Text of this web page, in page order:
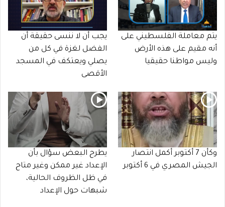
يتم معاملة الفلسطيني على
أنه مقيم على هذه الأرض
وليس مواطنا حقيقيا
يجب أن لا ننسى حقيقة أن
الفضل لغزة في كل من
يصلي ويعتكف في المسجد
الأقصى
وكأن 7 أكتوبر أكمل انتصار
الجيش المصري في 6 أكتوبر
يطرح البعض سؤال بأن
الإعداد غير ممكن وغير متاح
في ظل الظروف الحالية،
شبهات حول الإعداد